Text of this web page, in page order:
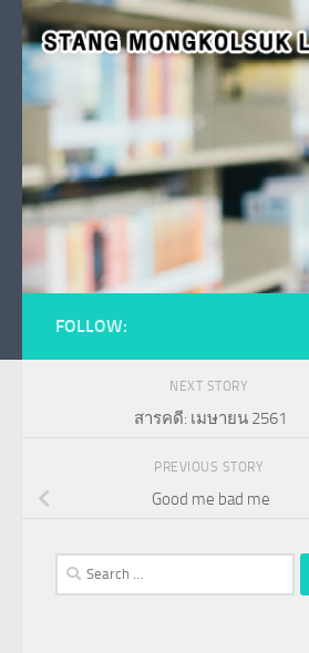
Skip to content
FOLLOW:
NEXT STORY
สารคดี: เมษายน 2561
PREVIOUS STORY
Good me bad me
Search
for: